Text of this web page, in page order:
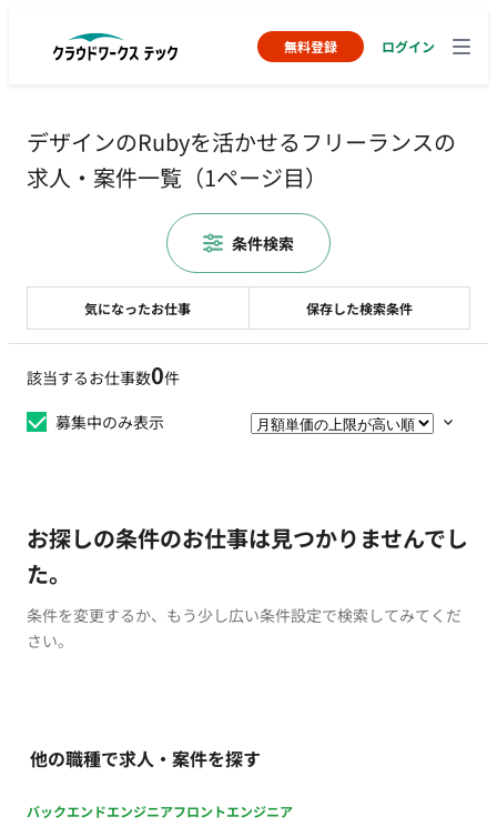
無料登録 ログイン
デザインのRubyを活かせるフリーランスの
求人・案件一覧（1ページ目）
該当するお仕事数0件
募集中のみ表示
お探しの条件のお仕事は見つかりませんでし
た。
条件を変更するか、もう少し広い条件設定で検索してみてくだ
さい。
他の職種で求人・案件を探す
バックエンドエンジニアフロントエンジニア
気になったお仕事 保存した検索条件
条件検索